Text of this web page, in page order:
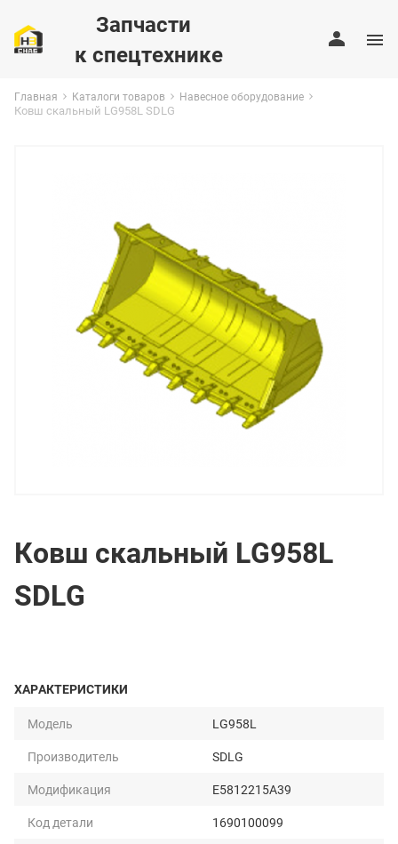
Запчасти
к спецтехнике
Главная Каталоги товаров Навесное оборудование
Ковш скальный LG958L SDLG
Ковш скальный LG958L
SDLG
ХАРАКТЕРИСТИКИ
Модель
LG958L
Производитель
SDLG
Модификация
E5812215A39
Код детали
1690100099